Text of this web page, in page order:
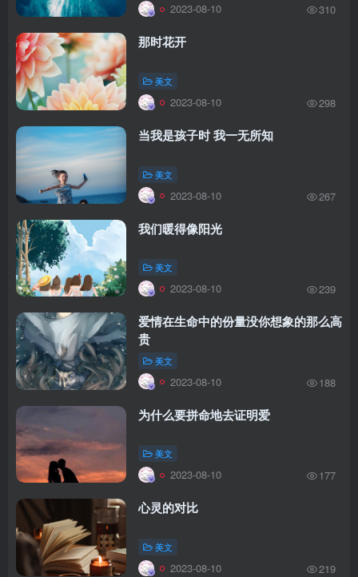
2023-08-10 310
那时花开
美文
2023-08-10 298
当我是孩子时 我一无所知
美文
2023-08-10 267
我们暖得像阳光
美文
2023-08-10 239
爱情在生命中的份量没你想象的那么高
贵
美文
2023-08-10 188
为什么要拼命地去证明爱
美文
2023-08-10 177
心灵的对比
美文
2023-08-10 219